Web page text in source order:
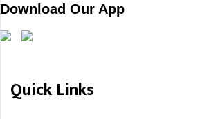
Download Our App
Quick Links